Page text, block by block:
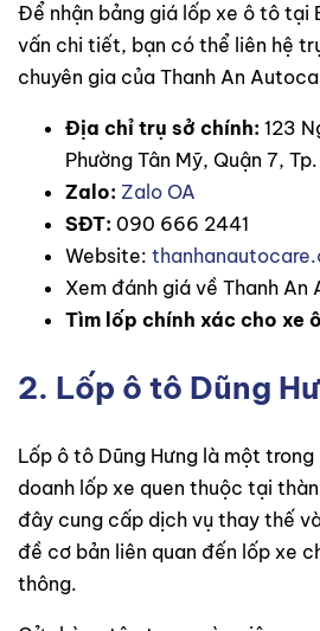
Để nhận bảng giá lốp xe ô tô tại
vấn chi tiết, bạn có thể liên hệ
chuyên gia của Thanh An
Địa chỉ trụ sở chính: 123
Phường Tân Mỹ, Quận 7,
Zalo: Zalo OA
SĐT: 090 666 2441
Website:
Xem đánh giá về Thanh An
Tìm lốp chính xác cho xe
2. Lốp ô tô Dũng
Lốp ô tô Dũng Hưng là một
doanh lốp xe quen thuộc tại
đây cung cấp dịch vụ thay thế
đề cơ bản liên quan đến lốp xe
thông.